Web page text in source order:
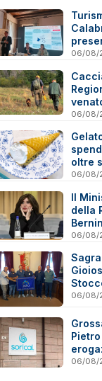
06/08/
06/08/
oltre
sono
06/08/
Il
della
06/08/
06/08/
06/08/